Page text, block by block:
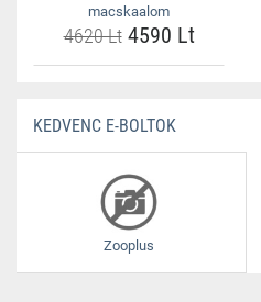
macskaalom
4620 Lt4590 Lt
KEDVENC E-BOLTOK
Zooplus